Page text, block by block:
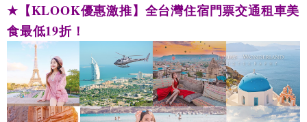
★ 【KLOOK優惠激推】全台灣住宿門票交通租車美
食最低19折！